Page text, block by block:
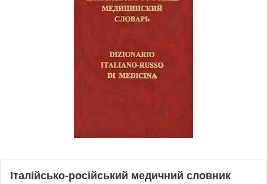
Італійсько-російський медичний словник